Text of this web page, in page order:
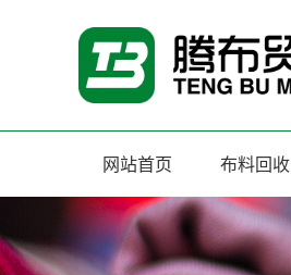
网站首页 布料回收